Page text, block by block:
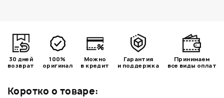
Коротко о товаре:
30 дней
возврат
100%
оригинал
Можно
в кредит
Гарантия
и поддержка
Принимаем
все виды оплат